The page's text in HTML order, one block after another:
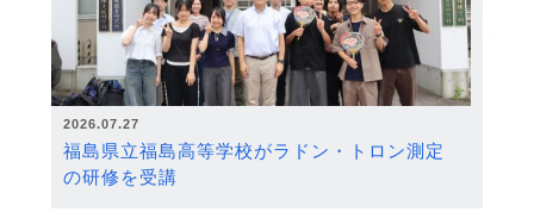
2026.07.27
福島県立福島高等学校がラドン・トロン測定
の研修を受講